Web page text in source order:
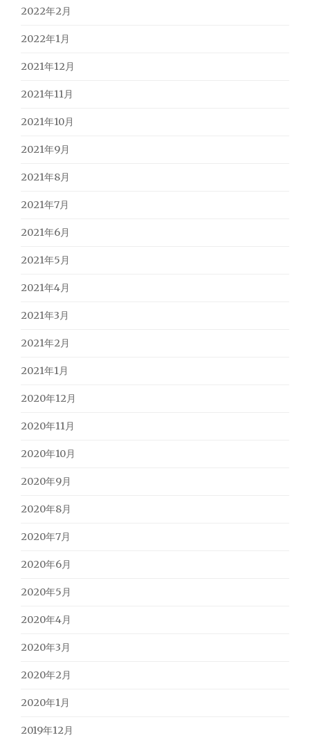
2022年2月
2022年1月
2021年12月
2021年11月
2021年10月
2021年9月
2021年8月
2021年7月
2021年6月
2021年5月
2021年4月
2021年3月
2021年2月
2021年1月
2020年12月
2020年11月
2020年10月
2020年9月
2020年8月
2020年7月
2020年6月
2020年5月
2020年4月
2020年3月
2020年2月
2020年1月
2019年12月